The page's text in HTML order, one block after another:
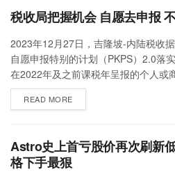
税收局把握机会 自愿去申报
2023年12月27日，吉隆坡-内陆税收
自愿申报特别的计划（PKPS）2.0落
在2022年及之前课税年呈报的个人或
READ MORE
Astro史上首亏股价再次刷新
格下手最狠